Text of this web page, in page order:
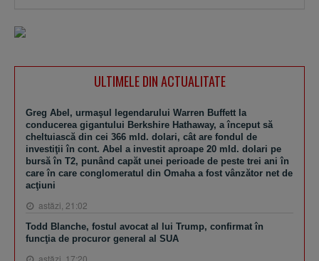
ULTIMELE DIN ACTUALITATE
Greg Abel, urmaşul legendarului Warren Buffett la
conducerea gigantului Berkshire Hathaway, a început să
cheltuiască din cei 366 mld. dolari, cât are fondul de
investiţii în cont. Abel a investit aproape 20 mld. dolari pe
bursă în T2, punând capăt unei perioade de peste trei ani în
care în care conglomeratul din Omaha a fost vânzător net de
acţiuni
astăzi, 21:02
Todd Blanche, fostul avocat al lui Trump, confirmat în
funcţia de procuror general al SUA
astăzi, 17:20